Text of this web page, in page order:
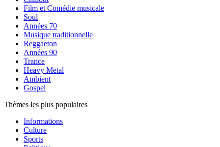
Film et Comédie musicale
Soul
Années 70
Musique traditionnelle
Reggaeton
Années 90
Trance
Heavy Metal
Ambient
Gospel
Thèmes les plus populaires
Informations
Culture
Sports